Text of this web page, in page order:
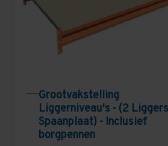
Grootvakstelling
Liggerniveau's - (2
Spaanplaat) - Inclusief
borgpennen